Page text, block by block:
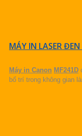
MÁY IN LASER
Máy in Canon MF241D
bố trí trong không gian